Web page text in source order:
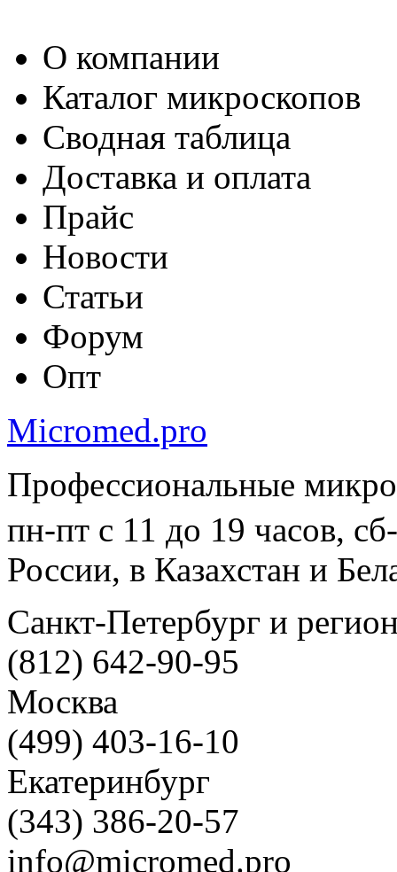
О компании
Каталог микроскопов
Сводная таблица
Доставка и оплата
Прайс
Новости
Статьи
Форум
Опт
Micromed.pro
Профессиональные
пн-пт с 11 до 19 часов,
России, в Казахстан и
Санкт-Петербург и
(812) 642-90-95
Москва
(499) 403-16-10
Екатеринбург
(343) 386-20-57
info@micromed.pro